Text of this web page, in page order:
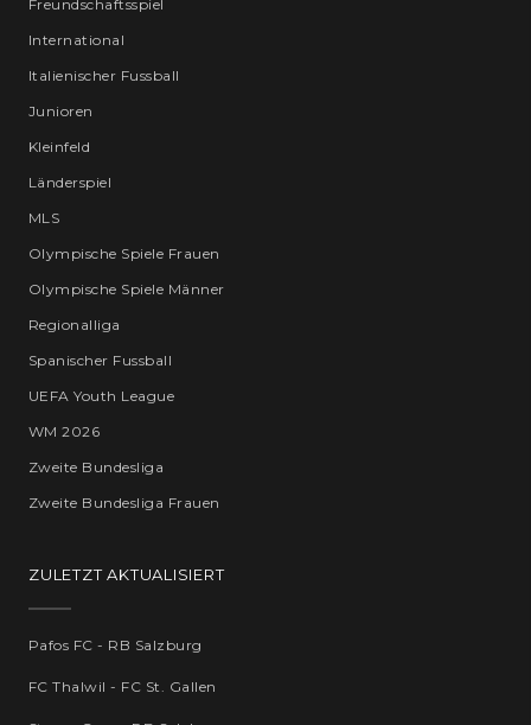
Freundschaftsspiel
International
Italienischer Fussball
Junioren
Kleinfeld
Länderspiel
MLS
Olympische Spiele Frauen
Olympische Spiele Männer
Regionalliga
Spanischer Fussball
UEFA Youth League
WM 2026
Zweite Bundesliga
Zweite Bundesliga Frauen
ZULETZT AKTUALISIERT
Pafos FC - RB Salzburg
FC Thalwil - FC St. Gallen